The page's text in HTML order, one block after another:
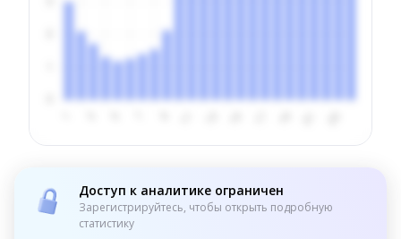
Доступ к аналитике ограничен
Зарегистрируйтесь, чтобы открыть подробную
статистику